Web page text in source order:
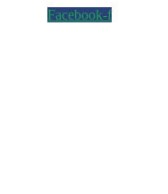
Facebook-f